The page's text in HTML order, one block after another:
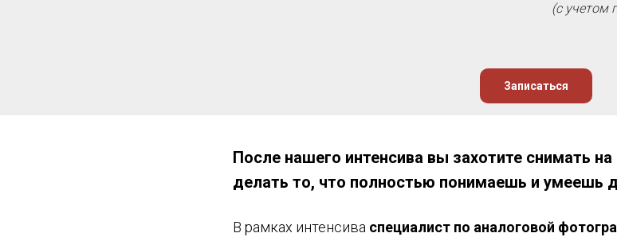
(с учетом
Записаться
После нашего интенсива вы захотите снимать
делать то, что полностью понимаешь и умеешь
В рамках интенсива специалист по аналоговой